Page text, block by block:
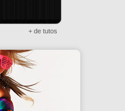
+ de tutos